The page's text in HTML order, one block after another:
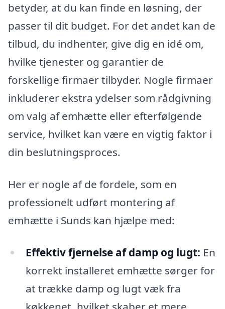
betyder, at du kan finde en løsning, der
passer til dit budget. For det andet kan de
tilbud, du indhenter, give dig en idé om,
hvilke tjenester og garantier de
forskellige firmaer tilbyder. Nogle firmaer
inkluderer ekstra ydelser som rådgivning
om valg af emhætte eller efterfølgende
service, hvilket kan være en vigtig faktor i
din beslutningsproces.
Her er nogle af de fordele, som en
professionelt udført montering af
emhætte i Sunds kan hjælpe med:
Effektiv fjernelse af damp og lugt: En
korrekt installeret emhætte sørger for
at trække damp og lugt væk fra